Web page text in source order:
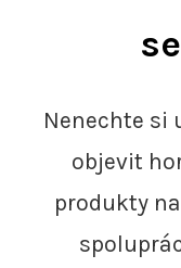
Nenechte si
objevit
produkty